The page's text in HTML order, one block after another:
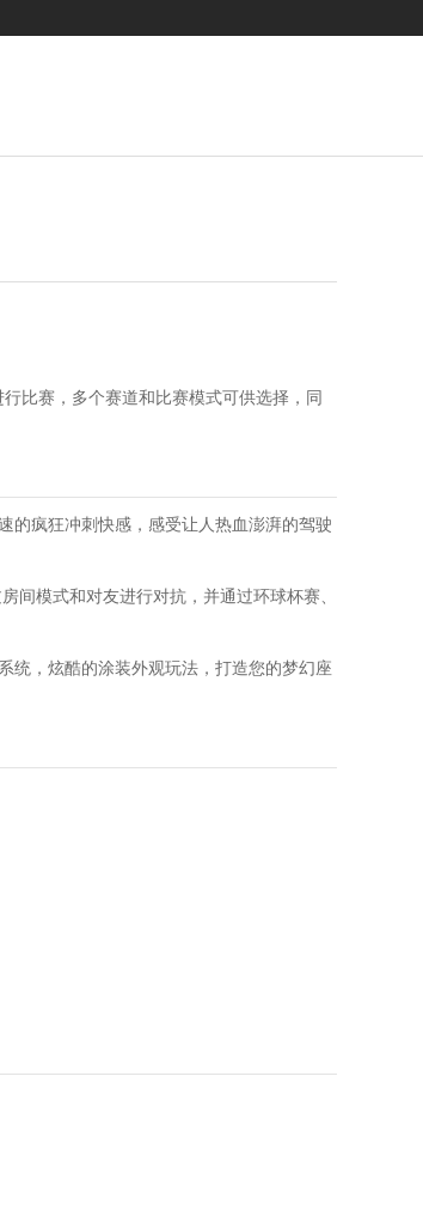
比赛，多个赛道和比赛模式可供选择，同
的疯狂冲刺快感，感受让人热血澎湃的驾驶
间模式和对友进行对抗，并通过环球杯赛、
统，炫酷的涂装外观玩法，打造您的梦幻座